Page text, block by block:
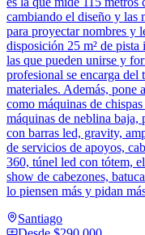
cambiando el diseño y las
para proyectar nombres y
disposición 25 m² de
las que pueden unirse y
profesional se encarga del
materiales. Además, pone
como máquinas de
máquinas de neblina baja,
con barras led, gravity,
de servicios de apoyos,
360, túnel led con tótem,
show de cabezones,
lo piensen más y pidan
Santiago